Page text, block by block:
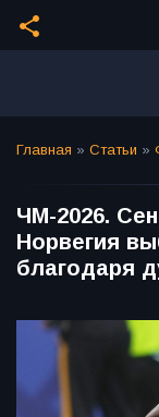
share
Главная » Статьи »
ЧМ-2026.
Норвегия
благодаря